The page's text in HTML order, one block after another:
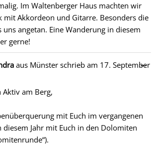
Im Waltenberger Haus machten wir
mit Akkordeon und Gitarre. Besonders die
uns angetan. Eine Wanderung in diesem
gerne!
aus Münster schrieb am 17. September
Aktiv am Berg,
mit Euch im vergangenen
diesem Jahr mit Euch in den Dolomiten
…